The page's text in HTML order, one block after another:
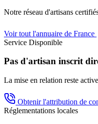
Notre réseau d'artisans
Voir tout l'annuaire de France
Service Disponible
Pas d'artisan inscrit
La mise en relation reste
Obtenir l'attribution de
Réglementations locales